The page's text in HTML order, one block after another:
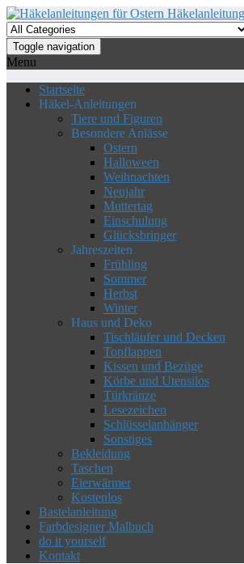
Skip
to
the
content
Toggle navigation
Menu
Startseite
Häkel-Anleitungen
Tiere und Figuren
Besondere Anlässe
Ostern
Halloween
Weihnachten
Neujahr
Muttertag
Einschulung
Glücksbringer
Jahreszeiten
Frühling
Sommer
Herbst
Winter
Haus und Deko
Tischläufer und Decken
Topflappen
Kissen und Bezüge
Körbe und Utensilos
Türkränze
Lesezeichen
Schlüsselanhänger
Sonstiges
Bekleidung
Taschen
Eierwärmer
Kostenlos
Bastelanleitung
Farbdesigner Malbuch
do it yourself
Kontakt